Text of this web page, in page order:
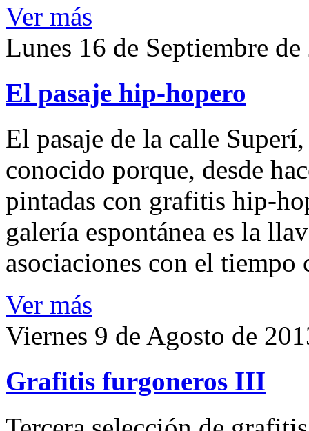
Ver más
Lunes 16 de Septiembre
El pasaje hip-hopero
El pasaje de la calle
conocido porque, desde
pintadas con grafitis hip-
galería espontánea es la
asociaciones con el
Ver más
Viernes 9 de Agosto de
Grafitis furgoneros III